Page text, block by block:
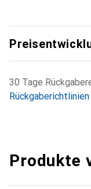
30 Tage
Rückgaberichtlinien
Produkte